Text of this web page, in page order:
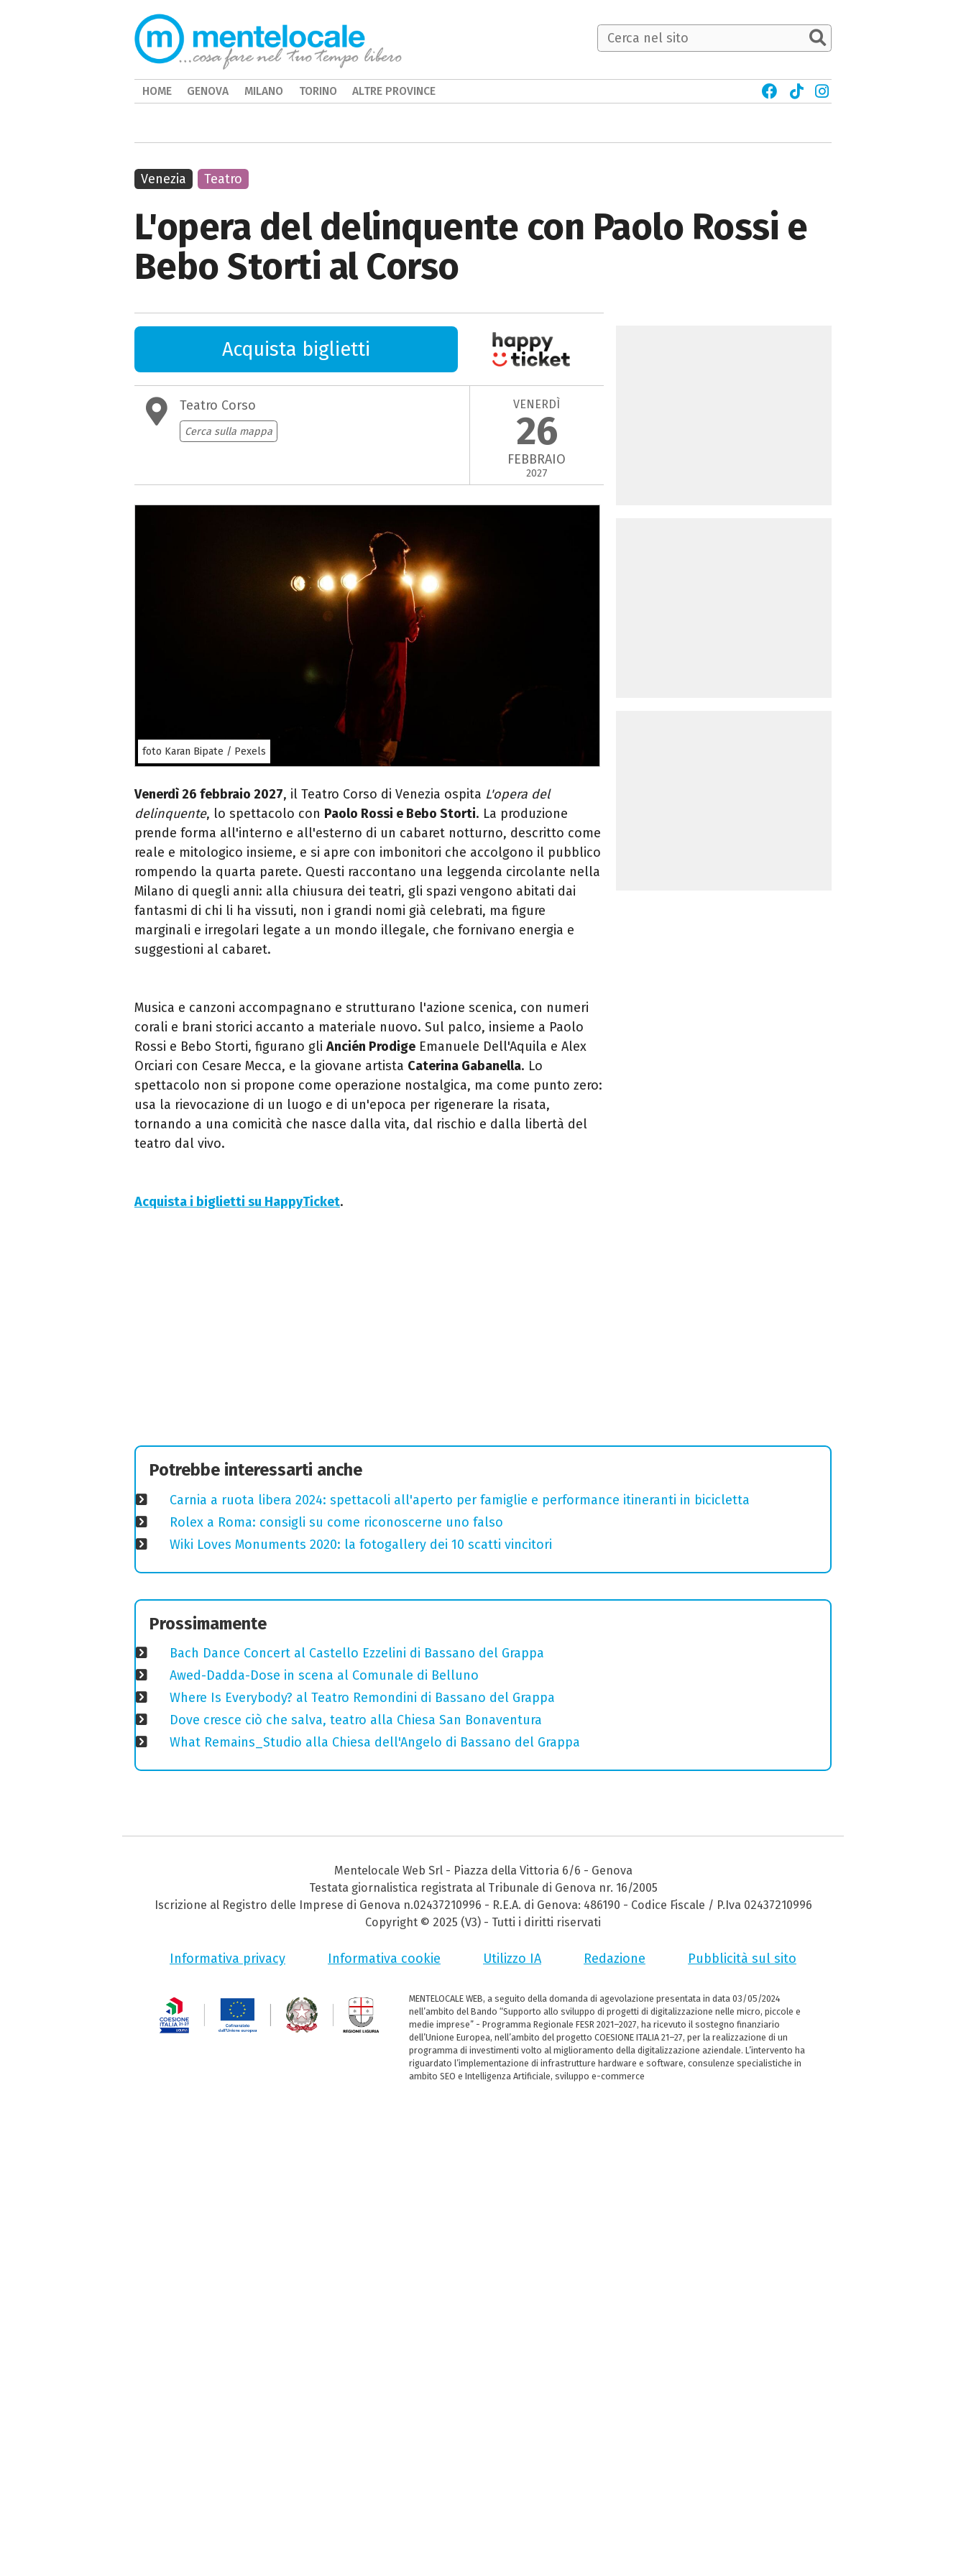
L'opera del delinquente con Paolo Rossi e
Bebo Storti al Corso
Acquista biglietti
Teatro Corso
Cerca sulla mappa
VENERDÌ
26
FEBBRAIO
2027
foto Karan Bipate / Pexels
Venerdì 26 febbraio 2027, il Teatro Corso di Venezia ospita L'opera del
delinquente, lo spettacolo con Paolo Rossi e Bebo Storti. La produzione
prende forma all'interno e all'esterno di un cabaret notturno, descritto come
reale e mitologico insieme, e si apre con imbonitori che accolgono il pubblico
rompendo la quarta parete. Questi raccontano una leggenda circolante nella
Milano di quegli anni: alla chiusura dei teatri, gli spazi vengono abitati dai
fantasmi di chi li ha vissuti, non i grandi nomi già celebrati, ma figure
marginali e irregolari legate a un mondo illegale, che fornivano energia e
suggestioni al cabaret.
Musica e canzoni accompagnano e strutturano l'azione scenica, con numeri
corali e brani storici accanto a materiale nuovo. Sul palco, insieme a Paolo
Rossi e Bebo Storti, figurano gli Ancién Prodige Emanuele Dell'Aquila e Alex
Orciari con Cesare Mecca, e la giovane artista Caterina Gabanella. Lo
spettacolo non si propone come operazione nostalgica, ma come punto zero:
usa la rievocazione di un luogo e di un'epoca per rigenerare la risata,
tornando a una comicità che nasce dalla vita, dal rischio e dalla libertà del
teatro dal vivo.
Acquista i biglietti su HappyTicket.
Venezia Teatro
Potrebbe interessarti anche
Carnia a ruota libera 2024: spettacoli all'aperto per famiglie e performance itineranti in bicicletta
Rolex a Roma: consigli su come riconoscerne uno falso
Wiki Loves Monuments 2020: la fotogallery dei 10 scatti vincitori
Prossimamente
Bach Dance Concert al Castello Ezzelini di Bassano del Grappa
Awed-Dadda-Dose in scena al Comunale di Belluno
Where Is Everybody? al Teatro Remondini di Bassano del Grappa
Dove cresce ciò che salva, teatro alla Chiesa San Bonaventura
What Remains_Studio alla Chiesa dell'Angelo di Bassano del Grappa
HOME GENOVA MILANO TORINO ALTRE PROVINCE
Mentelocale Web Srl - Piazza della Vittoria 6/6 - Genova
Testata giornalistica registrata al Tribunale di Genova nr. 16/2005
Iscrizione al Registro delle Imprese di Genova n.02437210996 - R.E.A. di Genova: 486190 - Codice Fiscale / P.Iva 02437210996
Copyright © 2025 (V3) - Tutti i diritti riservati
Informativa privacy Informativa cookie Utilizzo IA Redazione Pubblicità sul sito
MENTELOCALE WEB, a seguito della domanda di agevolazione presentata in data 03/05/2024
nell’ambito del Bando “Supporto allo sviluppo di progetti di digitalizzazione nelle micro, piccole e
medie imprese” - Programma Regionale FESR 2021–2027, ha ricevuto il sostegno finanziario
dell’Unione Europea, nell’ambito del progetto COESIONE ITALIA 21–27, per la realizzazione di un
programma di investimenti volto al miglioramento della digitalizzazione aziendale. L’intervento ha
riguardato l’implementazione di infrastrutture hardware e software, consulenze specialistiche in
ambito SEO e Intelligenza Artificiale, sviluppo e-commerce